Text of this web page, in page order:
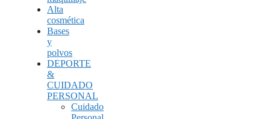
Alta
cosmética
Bases
y
polvos
DEPORTE
&
CUIDADO
PERSONAL
Cuidado